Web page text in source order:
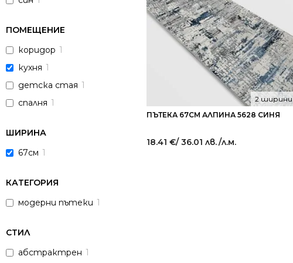
ПОМЕЩЕНИЕ
коридор 1
кухня 1
детска стая 1
спалня 1
ШИРИНА
67см 1
КАТЕГОРИЯ
модерни пътеки 1
СТИЛ
абстрактрен 1
ПЪТЕКА 67СМ АЛПИНА 5628 СИНЯ
2 ширини
18.41 €/ 36.01 лв./л.м.